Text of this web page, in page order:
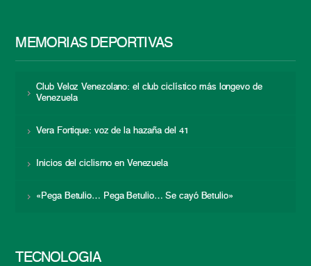
MEMORIAS DEPORTIVAS
Club Veloz Venezolano: el club ciclístico más longevo de
Venezuela
Vera Fortique: voz de la hazaña del 41
Inicios del ciclismo en Venezuela
«Pega Betulio… Pega Betulio… Se cayó Betulio»
TECNOLOGÍA